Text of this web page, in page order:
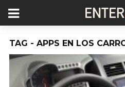
TAG - APPS EN LOS